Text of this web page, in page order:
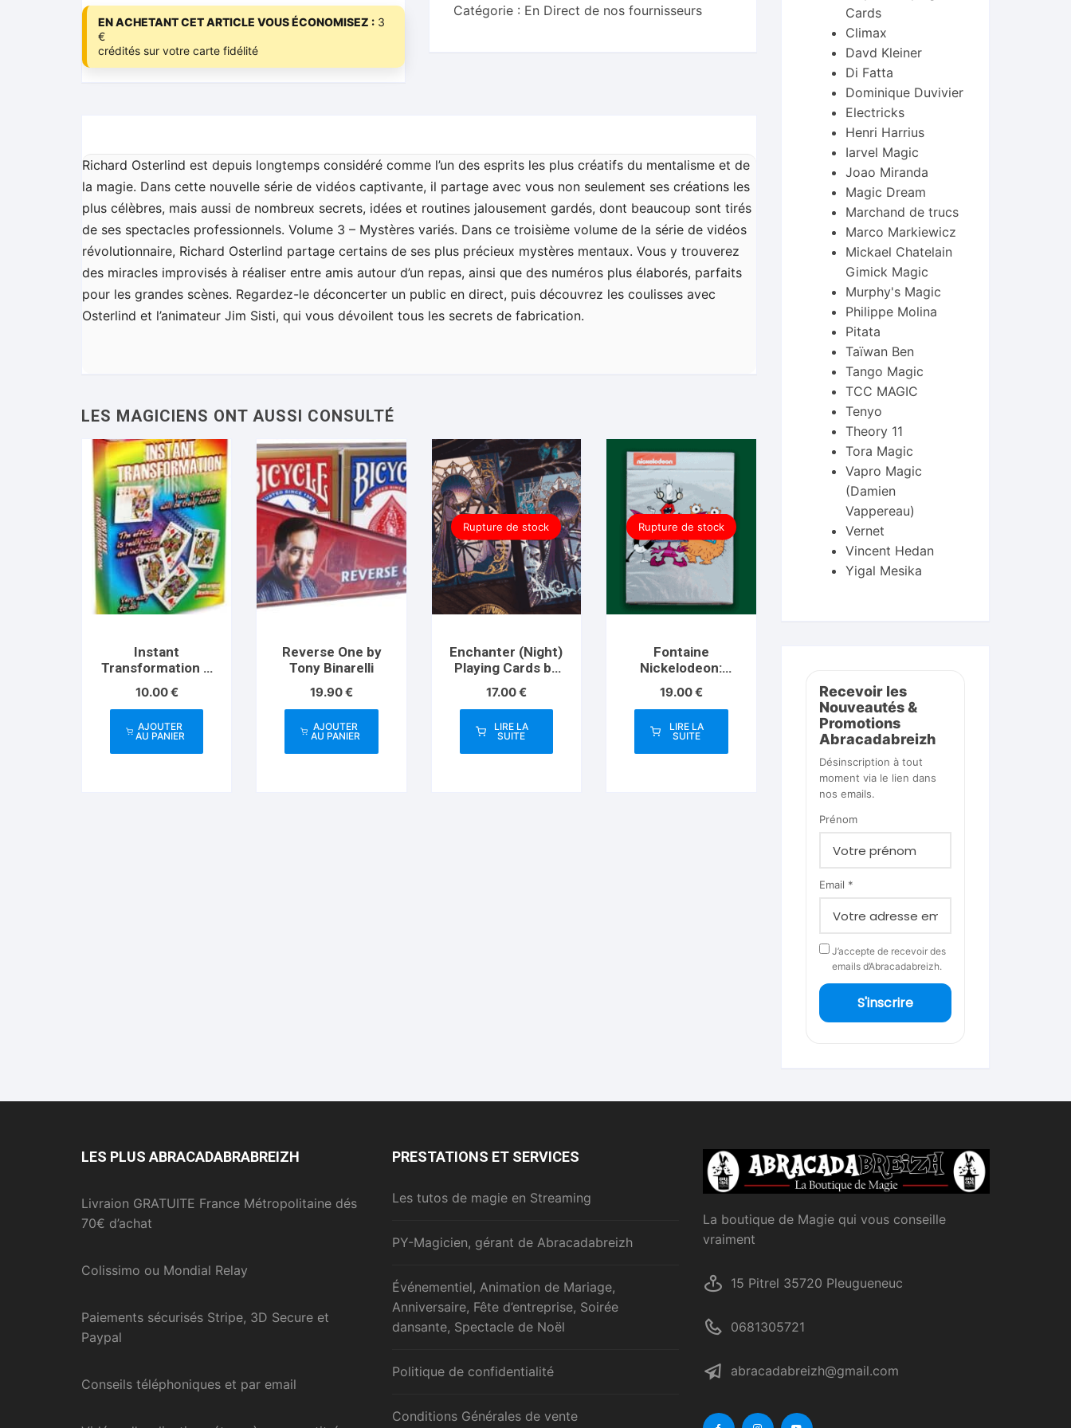
EN ACHETANT CET ARTICLE VOUS ÉCONOMISEZ : 3
€
crédités sur votre carte fidélité
Osterlind
Catégorie : En Direct de nos fournisseurs
Richard Osterlind est depuis longtemps considéré comme l’un des esprits les plus créatifs du mentalisme et de
la magie. Dans cette nouvelle série de vidéos captivante, il partage avec vous non seulement ses créations les
plus célèbres, mais aussi de nombreux secrets, idées et routines jalousement gardés, dont beaucoup sont tirés
de ses spectacles professionnels. Volume 3 – Mystères variés. Dans ce troisième volume de la série de vidéos
révolutionnaire, Richard Osterlind partage certains de ses plus précieux mystères mentaux. Vous y trouverez
des miracles improvisés à réaliser entre amis autour d’un repas, ainsi que des numéros plus élaborés, parfaits
pour les grandes scènes. Regardez-le déconcerter un public en direct, puis découvrez les coulisses avec
Osterlind et l’animateur Jim Sisti, qui vous dévoilent tous les secrets de fabrication.
Instant
Transformation –
10.00€
AJOUTER
AU PANIER
Reverse One by
Tony Binarelli
19.90€
AJOUTER
AU PANIER
Rupture de stock
Enchanter (Night)
Playing Cards by
17.00€
LIRE LA
SUITE
Rupture de stock
Fontaine
Nickelodeon:
Cards
19.00€
LIRE LA
SUITE
Cards
Climax
Davd Kleiner
Di Fatta
Dominique Duvivier
Electricks
Henri Harrius
Iarvel Magic
Joao Miranda
Magic Dream
Marchand de trucs
Marco Markiewicz
Mickael Chatelain
Gimick Magic
Murphy's Magic
Philippe Molina
Pitata
Taïwan Ben
Tango Magic
TCC MAGIC
Tenyo
Theory 11
Tora Magic
Vapro Magic
(Damien
Vappereau)
Vernet
Vincent Hedan
Yigal Mesika
Recevoir les
Nouveautés &
Promotions
Abracadabreizh
Désinscription à tout
moment via le lien dans
nos emails.
Prénom
Email *
J’accepte de recevoir des
emails d’Abracadabreizh.
S'inscrire
LES PLUS ABRACADABRABREIZH
Livraion GRATUITE France Métropolitaine dés
70€ d’achat
Colissimo ou Mondial Relay
Paiements sécurisés Stripe, 3D Secure et
Paypal
Conseils téléphoniques et par email
PRESTATIONS ET SERVICES
Les tutos de magie en Streaming
PY-Magicien, gérant de Abracadabreizh
Événementiel, Animation de Mariage,
Anniversaire, Fête d’entreprise, Soirée
dansante, Spectacle de Noël
Politique de confidentialité
Conditions Générales de vente
La boutique de Magie qui vous conseille
vraiment
15 Pitrel 35720 Pleugueneuc
0681305721
abracadabreizh@gmail.com